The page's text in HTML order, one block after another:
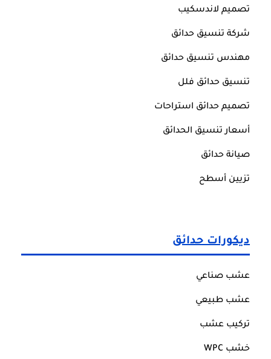
تصميم لاندسكيب
شركة تنسيق حدائق
مهندس تنسيق حدائق
تنسيق حدائق فلل
تصميم حدائق استراحات
أسعار تنسيق الحدائق
صيانة حدائق
تزيين أسطح
ديكورات حدائق
عشب صناعي
عشب طبيعي
تركيب عشب
خشب WPC